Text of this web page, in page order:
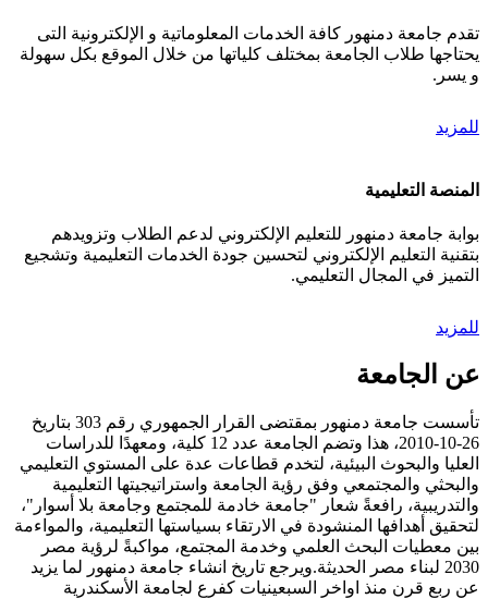
تقدم جامعة دمنهور كافة الخدمات المعلوماتية و الإلكترونية التى
يحتاجها طلاب الجامعة بمختلف كلياتها من خلال الموقع بكل سهولة
و يسر.
للمزيد
المنصة التعليمية
بوابة جامعة دمنهور للتعليم الإلكتروني لدعم الطلاب وتزويدهم
بتقنية التعليم الإلكتروني لتحسين جودة الخدمات التعليمية وتشجيع
التميز في المجال التعليمي.
للمزيد
عن الجامعة
تأسست جامعة دمنهور بمقتضى القرار الجمهوري رقم 303 بتاريخ
26-10-2010، هذا وتضم الجامعة عدد 12 كلية، ومعهدًا للدراسات
العليا والبحوث البيئية، لتخدم قطاعات عدة على المستوي التعليمي
والبحثي والمجتمعي وفق رؤية الجامعة واستراتيجيتها التعليمية
والتدريبية، رافعةً شعار "جامعة خادمة للمجتمع وجامعة بلا أسوار"،
لتحقيق أهدافها المنشودة في الارتقاء بسياستها التعليمية، والمواءمة
بين معطيات البحث العلمي وخدمة المجتمع، مواكبةً لرؤية مصر
2030 لبناء مصر الحديثة.ويرجع تاريخ انشاء جامعة دمنهور لما يزيد
عن ربع قرن منذ اواخر السبعينيات كفرع لجامعة الأسكندرية